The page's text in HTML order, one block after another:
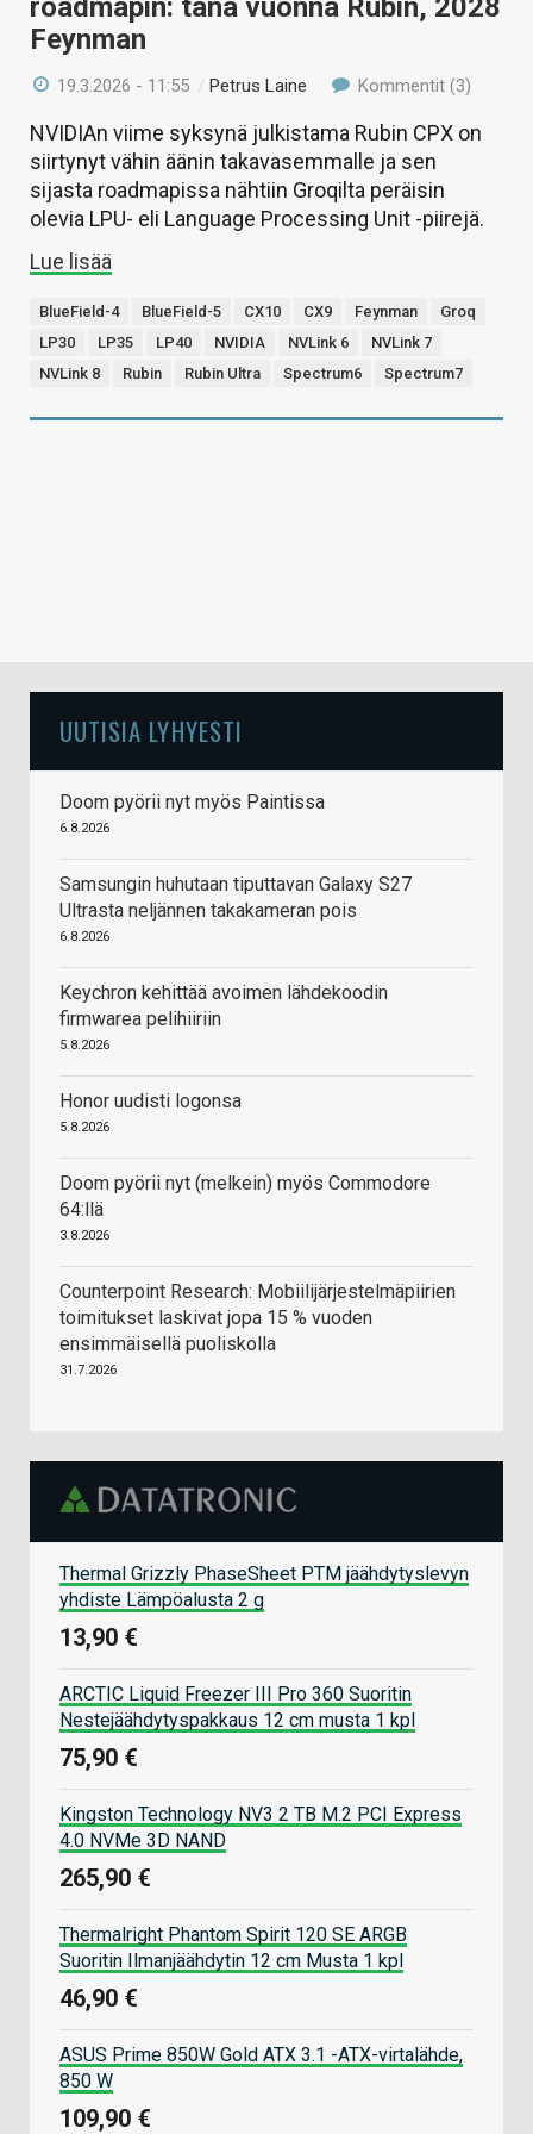
roadmapin: tänä vuonna Rubin, 2028
Feynman
19.3.2026 - 11:55 /Petrus Laine Kommentit (3)
NVIDIAn viime syksynä julkistama Rubin CPX on
siirtynyt vähin äänin takavasemmalle ja sen
sijasta roadmapissa nähtiin Groqilta peräisin
olevia LPU- eli Language Processing Unit -piirejä.
Lue lisää
BlueField-4 BlueField-5 CX10 CX9 Feynman
Groq
LP30
LP35 LP40 NVIDIA NVLink 6
NVLink 7
NVLink 8
Rubin Rubin Ultra Spectrum6 Spectrum7
UUTISIA LYHYESTI
Doom pyörii nyt myös Paintissa
6.8.2026
Samsungin huhutaan tiputtavan Galaxy S27
Ultrasta neljännen takakameran pois
6.8.2026
Keychron kehittää avoimen lähdekoodin
firmwarea pelihiiriin
5.8.2026
Honor uudisti logonsa
5.8.2026
Doom pyörii nyt (melkein) myös Commodore
64:llä
3.8.2026
Counterpoint Research: Mobiilijärjestelmäpiirien
toimitukset laskivat jopa 15 % vuoden
ensimmäisellä puoliskolla
31.7.2026
Thermal Grizzly PhaseSheet PTM jäähdytyslevyn
yhdiste Lämpöalusta 2 g
13,90 €
ARCTIC Liquid Freezer III Pro 360 Suoritin
Nestejäähdytyspakkaus 12 cm musta 1 kpl
75,90 €
Kingston Technology NV3 2 TB M.2 PCI Express
4.0 NVMe 3D NAND
265,90 €
Thermalright Phantom Spirit 120 SE ARGB
Suoritin Ilmanjäähdytin 12 cm Musta 1 kpl
46,90 €
ASUS Prime 850W Gold ATX 3.1 -ATX-virtalähde,
850 W
109,90 €